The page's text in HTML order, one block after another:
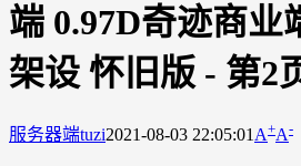
端 0.97D奇迹商业
架设 怀旧版 - 第2
服务器端tuzi2021-08-03 22:05:01 A+A-